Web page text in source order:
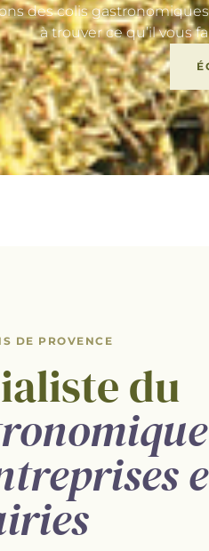
des colis
à trouver ce qu’il vous
DE PROVENCE
du